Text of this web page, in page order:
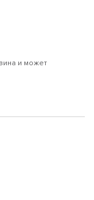
и может